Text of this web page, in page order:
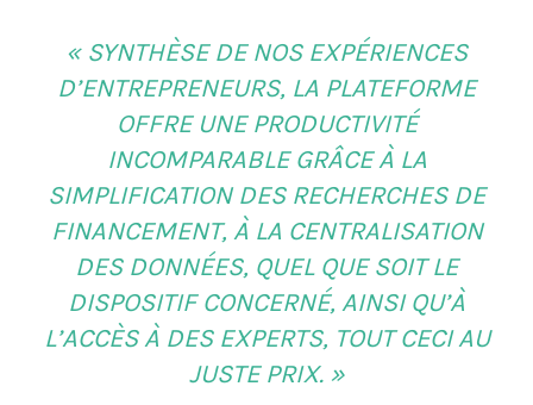
« SYNTHÈSE DE NOS EXPÉRIENCES
D’ENTREPRENEURS, LA PLATEFORME
OFFRE UNE PRODUCTIVITÉ
INCOMPARABLE GRÂCE À LA
SIMPLIFICATION DES RECHERCHES DE
FINANCEMENT, À LA CENTRALISATION
DES DONNÉES, QUEL QUE SOIT LE
DISPOSITIF CONCERNÉ, AINSI QU’À
L’ACCÈS À DES EXPERTS, TOUT CECI AU
JUSTE PRIX. »